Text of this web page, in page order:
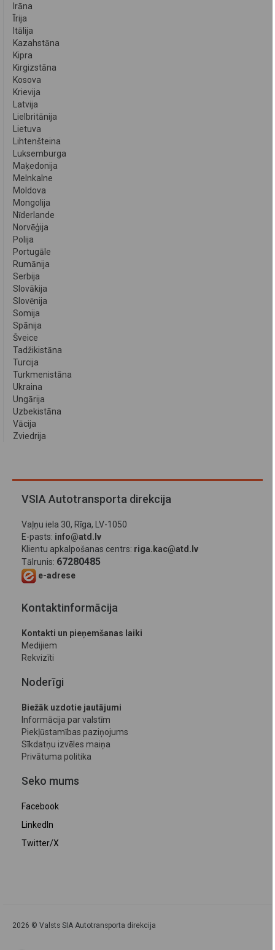
Irāna
Īrija
Itālija
Kazahstāna
Kipra
Kirgizstāna
Kosova
Krievija
Latvija
Lielbritānija
Lietuva
Lihtenšteina
Luksemburga
Maķedonija
Melnkalne
Moldova
Mongolija
Nīderlande
Norvēģija
Polija
Portugāle
Rumānija
Serbija
Slovākija
Slovēnija
Somija
Spānija
Šveice
Tadžikistāna
Turcija
Turkmenistāna
Ukraina
Ungārija
Uzbekistāna
Vācija
Zviedrija
VSIA Autotransporta direkcija
Vaļņu iela 30, Rīga, LV-1050
E-pasts: info@atd.lv
Klientu apkalpošanas centrs: riga.kac@atd.lv
Tālrunis: 67280485
e-adrese
Kontaktinformācija
Kontakti un pieņemšanas laiki
Medijiem
Rekvizīti
Noderīgi
Biežāk uzdotie jautājumi
Informācija par valstīm
Piekļūstamības paziņojums
Sīkdatņu izvēles maiņa
Privātuma politika
Seko mums
Facebook
LinkedIn
Twitter/X
2026 © Valsts SIA Autotransporta direkcija